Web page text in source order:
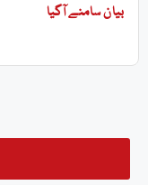
بیان سامنے آگیا